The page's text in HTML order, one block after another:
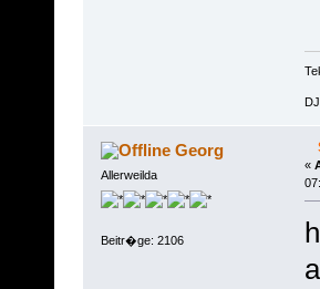
Georg
Allerweilda
Beitr�ge: 2106
«